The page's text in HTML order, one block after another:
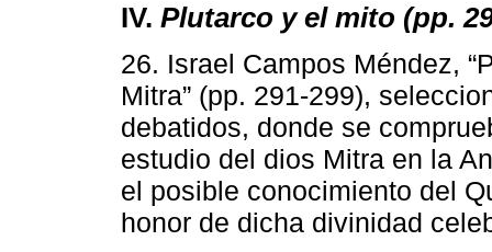
IV. Plutarco y el mito (pp.
26. Israel Campos Méndez,
Mitra” (pp. 291-299),
debatidos, donde se
estudio del dios Mitra en la
el posible conocimiento del
honor de dicha divinidad